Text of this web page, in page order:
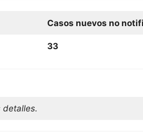
Casos nuevos no
33
detalles.